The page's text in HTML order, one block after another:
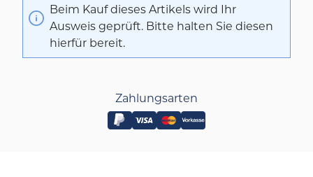
Beim Kauf dieses Artikels wird Ihr
Ausweis geprüft. Bitte halten Sie diesen
hierfür bereit.
Zahlungsarten